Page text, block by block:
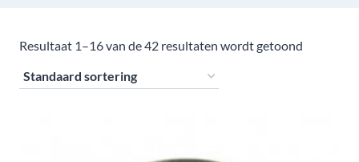
Resultaat 1–16 van de 42 resultaten wordt getoond